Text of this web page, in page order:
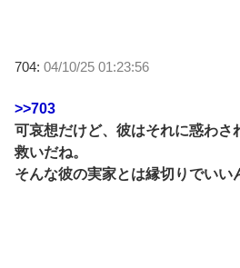
704: 04/10/25 01:23:56
>>703
可哀想だけど、彼はそれに惑わさ
救いだね。
そんな彼の実家とは縁切りでいい